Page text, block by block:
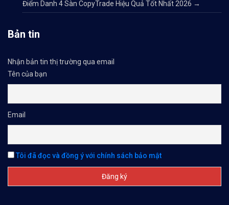
Điểm Danh 4 Sàn CopyTrade Hiệu Quả Tốt Nhất 2026 →
Bản tin
Nhận bản tin thị trường qua email
Tên của bạn
Email
Tôi đã đọc và đồng ý với chính sách bảo mật